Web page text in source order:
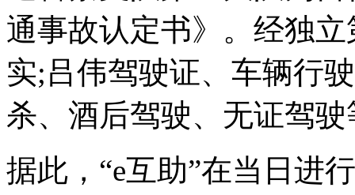
通事故认定书》。经独
实;吕伟驾驶证、车辆行
杀、酒后驾驶、无证驾
据此，“e互助”在当日进